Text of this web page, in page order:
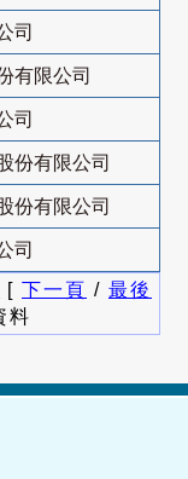
司
有限公司
司
份有限公司
份有限公司
司
[ 下一頁 / 最後
料